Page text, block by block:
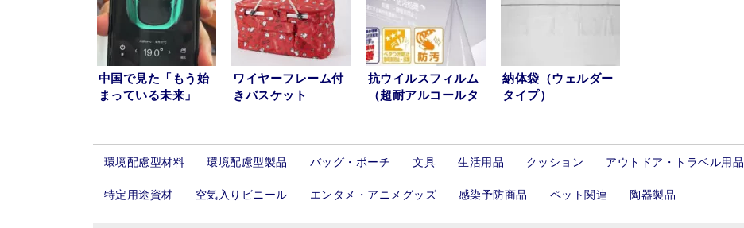
中国で見た「もう始
まっている未来」
ワイヤーフレーム付
きバスケット
抗ウイルスフィルム
（超耐アルコールタ
納体袋（ウェルダー
タイプ）
環境配慮型材料 環境配慮型製品 バッグ・ポーチ 文具 生活用品 クッション アウトドア・トラベル用品
特定用途資材 空気入りビニール エンタメ・アニメグッズ 感染予防商品 ペット関連 陶器製品